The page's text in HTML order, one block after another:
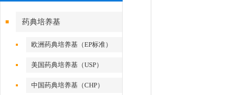
药典培养基
欧洲药典培养基（EP标准）
美国药典培养基（USP）
中国药典培养基（CHP）